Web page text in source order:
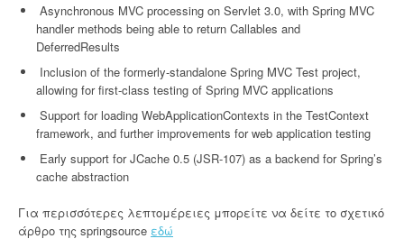
Asynchronous MVC processing on Servlet 3.0, with Spring MVC
handler methods being able to return Callables and
DeferredResults
Inclusion of the formerly-standalone Spring MVC Test project,
allowing for first-class testing of Spring MVC applications
Support for loading WebApplicationContexts in the TestContext
framework, and further improvements for web application testing
Early support for JCache 0.5 (JSR-107) as a backend for Spring’s
cache abstraction
Για περισσότερες λεπτομέρειες μπορείτε να δείτε το σχετικό
άρθρο της springsource εδώ